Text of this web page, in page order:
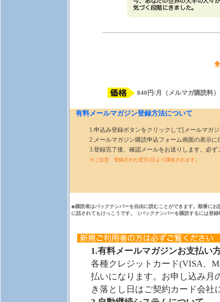
◆
840円/月（メルマガ購読料）
有料メールマガジン登録方法について
1.申込み登録ボタンをクリックして[メールマガ
2.メールマガジン購読申込フォーム画面の表示
3.登録完了後、確認メールをお送りします。必ず
※ご注意 登録された翌月1日より課金されます。
◆購読者はバックナンバーを自由に読むことができます。順番に
に話されてもけっこうです。（バックナンバーを購読するには登
1.有料メールマガジンお支払い
各種クレジットカード(VISA、
払いになります。お申し込み月
き落とし日はご契約カード会社